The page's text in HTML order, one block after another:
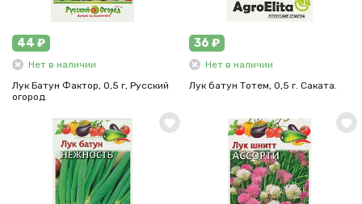
44 ₽
Нет в наличии
Лук Батун Фактор, 0,5 г, Русский
огород.
36 ₽
Нет в наличии
Лук батун Тотем, 0,5 г. Саката.